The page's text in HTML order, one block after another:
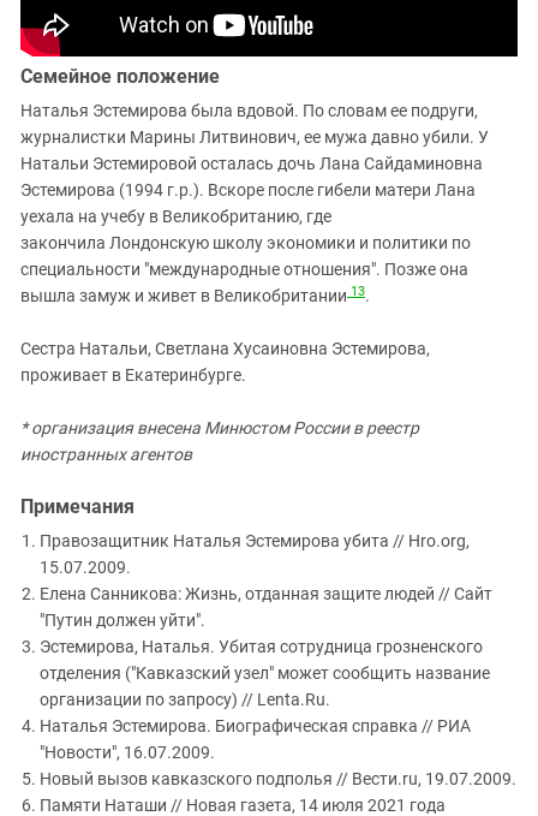
Семейное положение
Наталья Эстемирова была вдовой. По словам ее подруги,
журналистки Марины Литвинович, ее мужа давно убили. У
Натальи Эстемировой осталась дочь Лана Сайдаминовна
Эстемирова (1994 г.р.). Вскоре после гибели матери Лана
уехала на учебу в Великобританию, где
закончила Лондонскую школу экономики и политики по
специальности "международные отношения". Позже она
вышла замуж и живет в Великобритании 13.
Сестра Натальи, Светлана Хусаиновна Эстемирова,
проживает в Екатеринбурге.
* организация внесена Минюстом России в реестр
иностранных агентов
Примечания
Правозащитник Наталья Эстемирова убита // Hro.org,
15.07.2009.
Елена Санникова: Жизнь, отданная защите людей // Сайт
"Путин должен уйти".
Эстемирова, Наталья. Убитая сотрудница грозненского
отделения ("Кавказский узел" может сообщить название
организации по запросу) // Lenta.Ru.
Наталья Эстемирова. Биографическая справка // РИА
"Новости", 16.07.2009.
Новый вызов кавказского подполья // Вести.ru, 19.07.2009.
Памяти Наташи // Новая газета, 14 июля 2021 года